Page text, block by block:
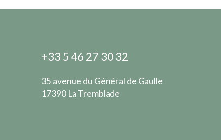
+33 5 46 27 30 32
35 avenue du Général de Gaulle
17390 La Tremblade